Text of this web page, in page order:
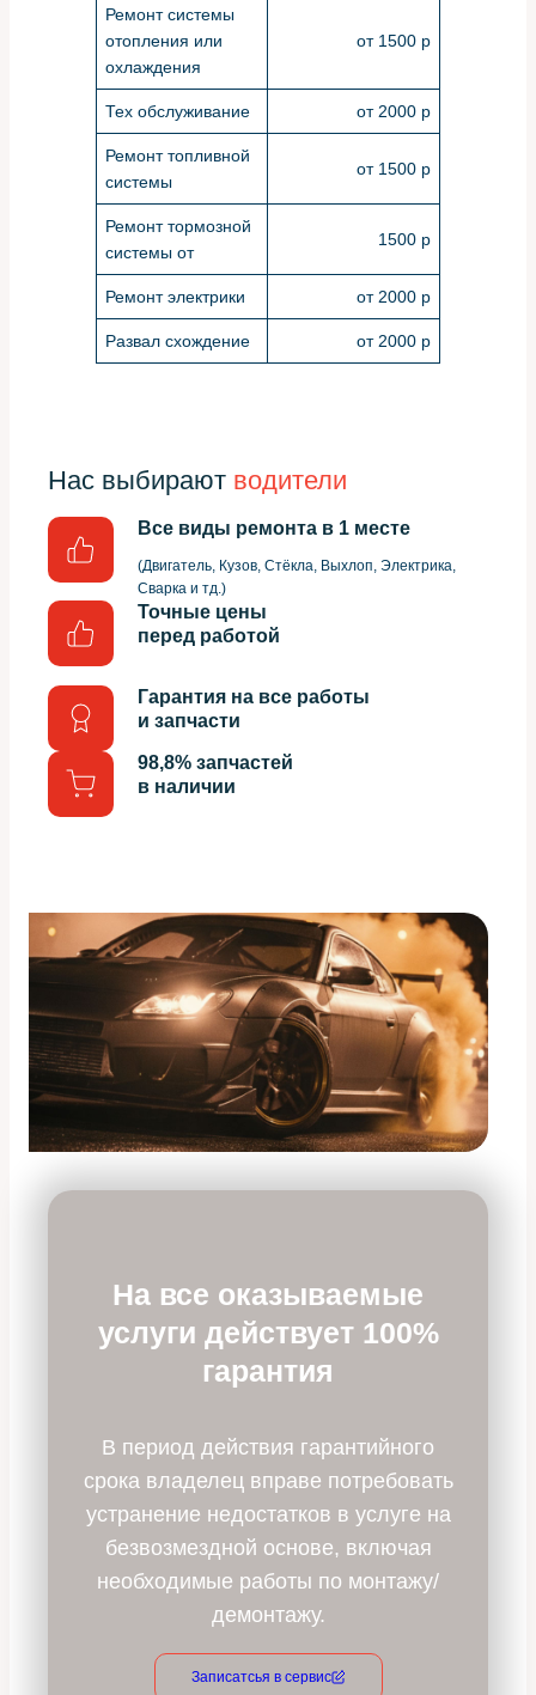
Ремонт системы
отопления или
охлаждения
от 1500 р
Тех обслуживание от 2000 р
Ремонт топливной
системы
от 1500 р
Ремонт тормозной
системы от
1500 р
Ремонт электрики от 2000 р
Развал схождение от 2000 р
Нас выбирают водители
Все виды ремонта в 1 месте
(Двигатель, Кузов, Стёкла, Выхлоп, Электрика,
Сварка и тд.)
Точные цены
перед работой
Гарантия на все работы
и запчасти
98,8% запчастей
в наличии
На все оказываемые
услуги действует 100%
гарантия
В период действия гарантийного
срока владелец вправе потребовать
устранение недостатков в услуге на
безвозмездной основе, включая
необходимые работы по монтажу/
демонтажу.
Записатсья в сервис